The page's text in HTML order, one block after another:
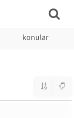
konular